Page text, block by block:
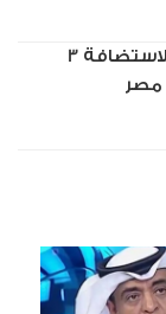
اتحاد الكرة يتحرك لاستضافة 3
مصر